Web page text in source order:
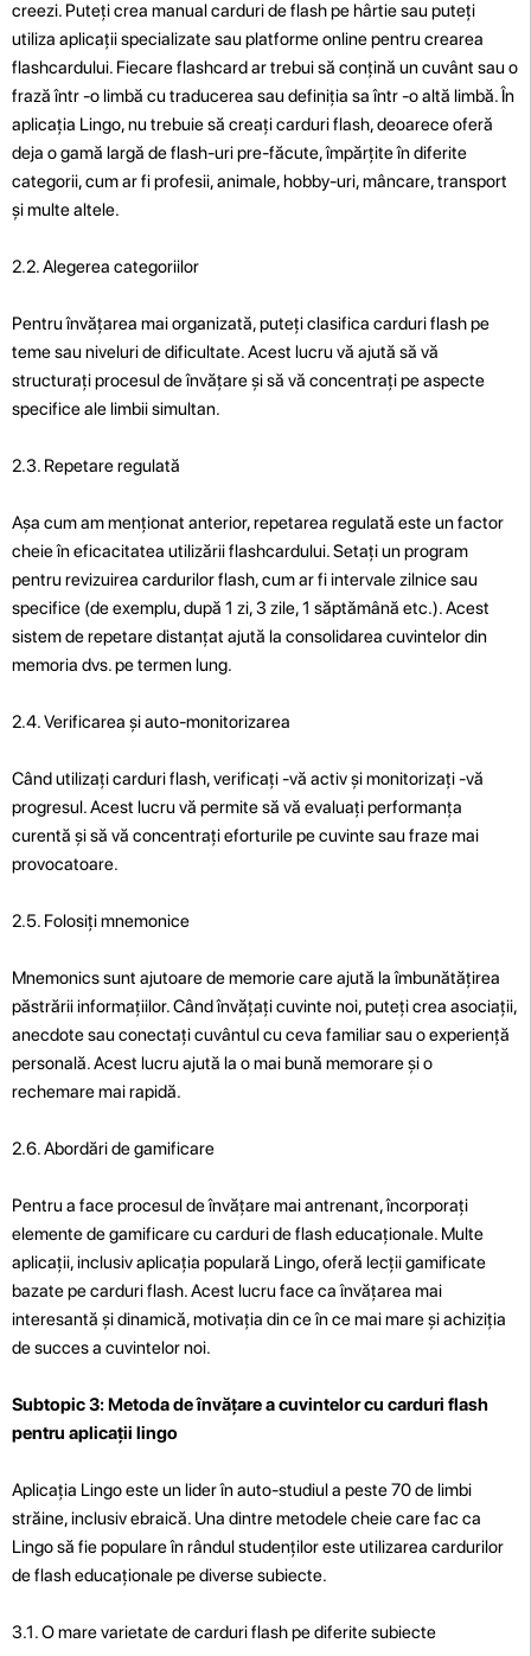
creezi. Puteți crea manual carduri de flash pe hârtie sau puteți
utiliza aplicații specializate sau platforme online pentru crearea
flashcardului. Fiecare flashcard ar trebui să conțină un cuvânt sau o
frază într -o limbă cu traducerea sau definiția sa într -o altă limbă. În
aplicația Lingo, nu trebuie să creați carduri flash, deoarece oferă
deja o gamă largă de flash-uri pre-făcute, împărțite în diferite
categorii, cum ar fi profesii, animale, hobby-uri, mâncare, transport
și multe altele.
2.2. Alegerea categoriilor
Pentru învățarea mai organizată, puteți clasifica carduri flash pe
teme sau niveluri de dificultate. Acest lucru vă ajută să vă
structurați procesul de învățare și să vă concentrați pe aspecte
specifice ale limbii simultan.
2.3. Repetare regulată
Așa cum am menționat anterior, repetarea regulată este un factor
cheie în eficacitatea utilizării flashcardului. Setați un program
pentru revizuirea cardurilor flash, cum ar fi intervale zilnice sau
specifice (de exemplu, după 1 zi, 3 zile, 1 săptămână etc.). Acest
sistem de repetare distanțat ajută la consolidarea cuvintelor din
memoria dvs. pe termen lung.
2.4. Verificarea și auto-monitorizarea
Când utilizați carduri flash, verificați -vă activ și monitorizați -vă
progresul. Acest lucru vă permite să vă evaluați performanța
curentă și să vă concentrați eforturile pe cuvinte sau fraze mai
provocatoare.
2.5. Folosiți mnemonice
Mnemonics sunt ajutoare de memorie care ajută la îmbunătățirea
păstrării informațiilor. Când învățați cuvinte noi, puteți crea asociații,
anecdote sau conectați cuvântul cu ceva familiar sau o experiență
personală. Acest lucru ajută la o mai bună memorare și o
rechemare mai rapidă.
2.6. Abordări de gamificare
Pentru a face procesul de învățare mai antrenant, încorporați
elemente de gamificare cu carduri de flash educaționale. Multe
aplicații, inclusiv aplicația populară Lingo, oferă lecții gamificate
bazate pe carduri flash. Acest lucru face ca învățarea mai
interesantă și dinamică, motivația din ce în ce mai mare și achiziția
de succes a cuvintelor noi.
Subtopic 3: Metoda de învățare a cuvintelor cu carduri flash
pentru aplicații lingo
Aplicația Lingo este un lider în auto-studiul a peste 70 de limbi
străine, inclusiv ebraică. Una dintre metodele cheie care fac ca
Lingo să fie populare în rândul studenților este utilizarea cardurilor
de flash educaționale pe diverse subiecte.
3.1. O mare varietate de carduri flash pe diferite subiecte